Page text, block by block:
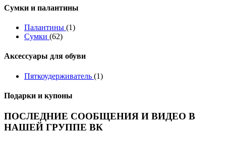
Сумки и палантины
Палантины (1)
Сумки (62)
Аксессуары для обуви
Пяткоудерживатель (1)
Подарки и купоны
ПОСЛЕДНИЕ СООБЩЕНИЯ И ВИДЕО В
НАШЕЙ ГРУППЕ ВК